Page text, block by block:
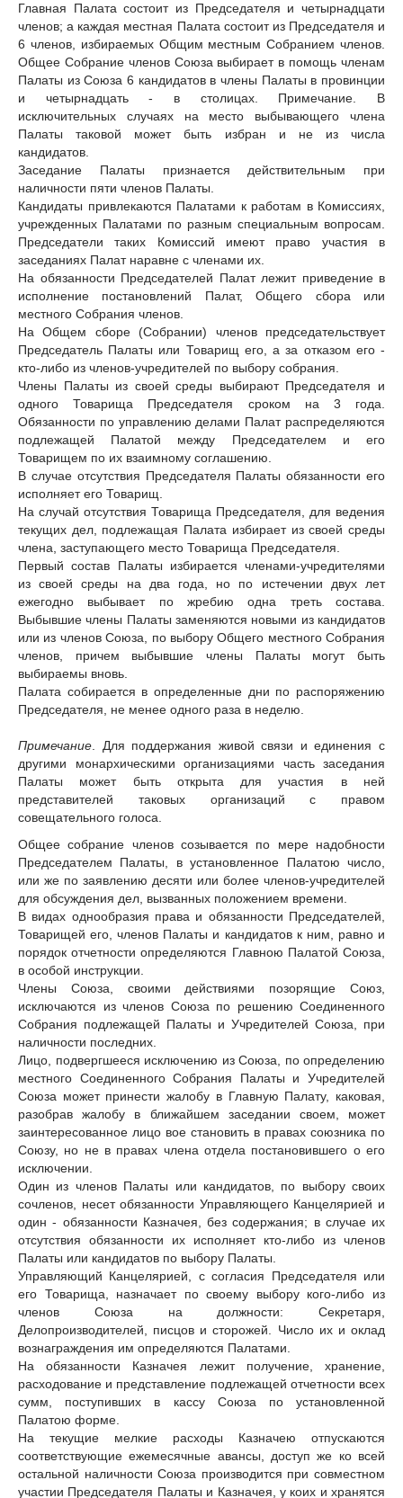
Главная Палата состоит из Председателя и четырнадцати
членов; а каждая местная Палата состоит из Председателя и
6 членов, избираемых Общим местным Собранием членов.
Общее Собрание членов Союза выбирает в помощь членам
Палаты из Союза 6 кандидатов в члены Палаты в провинции
и четырнадцать - в столицах. Примечание. В
исключительных случаях на место выбывающего члена
Палаты таковой может быть избран и не из числа
кандидатов.
Заседание Палаты признается действительным при
наличности пяти членов Палаты.
Кандидаты привлекаются Палатами к работам в Комиссиях,
учрежденных Палатами по разным специальным вопросам.
Председатели таких Комиссий имеют право участия в
заседаниях Палат наравне с членами их.
На обязанности Председателей Палат лежит приведение в
исполнение постановлений Палат, Общего сбора или
местного Собрания членов.
На Общем сборе (Собрании) членов председательствует
Председатель Палаты или Товарищ его, а за отказом его -
кто-либо из членов-учредителей по выбору собрания.
Члены Палаты из своей среды выбирают Председателя и
одного Товарища Председателя сроком на 3 года.
Обязанности по управлению делами Палат распределяются
подлежащей Палатой между Председателем и его
Товарищем по их взаимному соглашению.
В случае отсутствия Председателя Палаты обязанности его
исполняет его Товарищ.
На случай отсутствия Товарища Председателя, для ведения
текущих дел, подлежащая Палата избирает из своей среды
члена, заступающего место Товарища Председателя.
Первый состав Палаты избирается членами-учредителями
из своей среды на два года, но по истечении двух лет
ежегодно выбывает по жребию одна треть состава.
Выбывшие члены Палаты заменяются новыми из кандидатов
или из членов Союза, по выбору Общего местного Собрания
членов, причем выбывшие члены Палаты могут быть
выбираемы вновь.
Палата собирается в определенные дни по распоряжению
Председателя, не менее одного раза в неделю.
Примечание. Для поддержания живой связи и единения с
другими монархическими организациями часть заседания
Палаты может быть открыта для участия в ней
представителей таковых организаций с правом
совещательного голоса.
Общее собрание членов созывается по мере надобности
Председателем Палаты, в установленное Палатою число,
или же по заявлению десяти или более членов-учредителей
для обсуждения дел, вызванных положением времени.
В видах однообразия права и обязанности Председателей,
Товарищей его, членов Палаты и кандидатов к ним, равно и
порядок отчетности определяются Главною Палатой Союза,
в особой инструкции.
Члены Союза, своими действиями позорящие Союз,
исключаются из членов Союза по решению Соединенного
Собрания подлежащей Палаты и Учредителей Союза, при
наличности последних.
Лицо, подвергшееся исключению из Союза, по определению
местного Соединенного Собрания Палаты и Учредителей
Союза может принести жалобу в Главную Палату, каковая,
разобрав жалобу в ближайшем заседании своем, может
заинтересованное лицо вое становить в правах союзника по
Союзу, но не в правах члена отдела постановившего о его
исключении.
Один из членов Палаты или кандидатов, по выбору своих
сочленов, несет обязанности Управляющего Канцелярией и
один - обязанности Казначея, без содержания; в случае их
отсутствия обязанности их исполняет кто-либо из членов
Палаты или кандидатов по выбору Палаты.
Управляющий Канцелярией, с согласия Председателя или
его Товарища, назначает по своему выбору кого-либо из
членов Союза на должности: Секретаря,
Делопроизводителей, писцов и сторожей. Число их и оклад
вознаграждения им определяются Палатами.
На обязанности Казначея лежит получение, хранение,
расходование и представление подлежащей отчетности всех
сумм, поступивших в кассу Союза по установленной
Палатою форме.
На текущие мелкие расходы Казначею отпускаются
соответствующие ежемесячные авансы, доступ же ко всей
остальной наличности Союза производится при совместном
участии Председателя Палаты и Казначея, у коих и хранятся